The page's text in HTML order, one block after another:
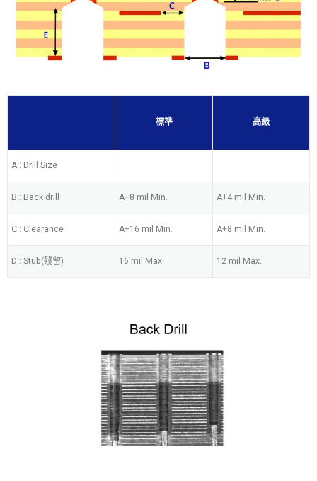
標準 高級
A : Drill Size
B : Back drill A+8 mil Min. A+4 mil Min.
C : Clearance A+16 mil Min. A+8 mil Min.
D : Stub(殘留) 16 mil Max. 12 mil Max.